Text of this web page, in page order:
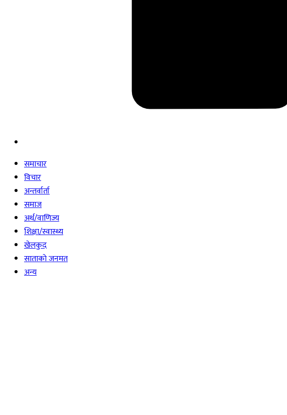
समाचार
विचार
अन्तर्वार्ता
समाज
अर्थ/वाणिज्य
शिक्षा/स्वास्थ्य
खेलकुद
साताकाे जनमत
अन्य